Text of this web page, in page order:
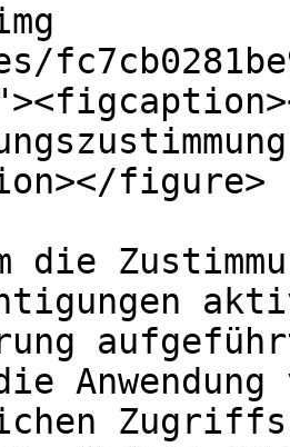
figure>
die